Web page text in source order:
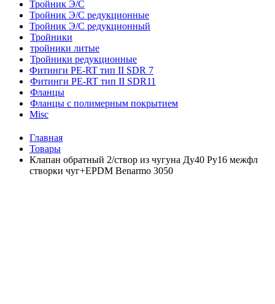
Тройник Э/С
Тройник Э/С редукционные
Тройник Э/С редукционный
Тройники
тройники литые
Тройники редукционные
Фитинги PE-RT тип II SDR 7
Фитинги PE-RT тип II SDR11
Фланцы
Фланцы с полимерным покрытием
Misc
Главная
Товары
Клапан обратный 2/створ из чугуна Ду40 Ру16 межфл
створки чуг+EPDM Benarmo 3050